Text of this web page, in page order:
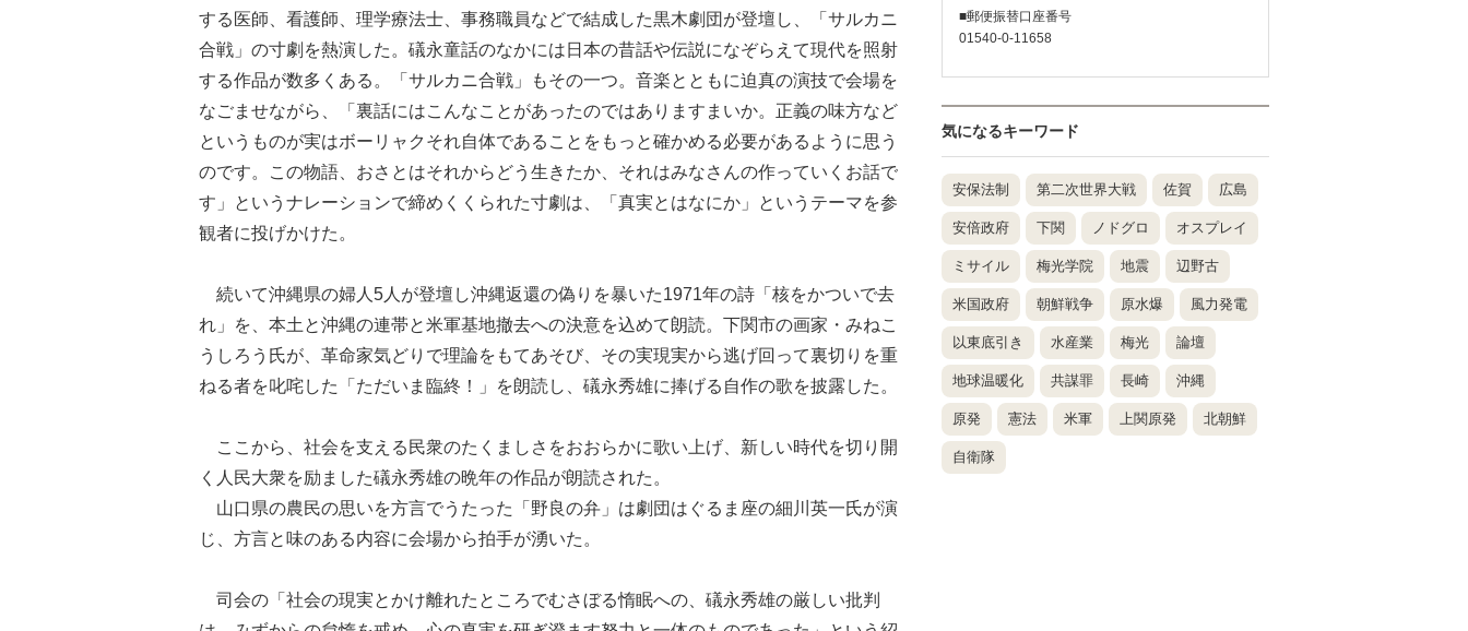
する医師、看護師、理学療法士、事務職員などで結成した黒木劇団が登壇し、「サルカニ
合戦」の寸劇を熱演した。礒永童話のなかには日本の昔話や伝説になぞらえて現代を照射
する作品が数多くある。「サルカニ合戦」もその一つ。音楽とともに迫真の演技で会場を
なごませながら、「裏話にはこんなことがあったのではありますまいか。正義の味方など
というものが実はボーリャクそれ自体であることをもっと確かめる必要があるように思う
のです。この物語、おさとはそれからどう生きたか、それはみなさんの作っていくお話で
す」というナレーションで締めくくられた寸劇は、「真実とはなにか」というテーマを参
観者に投げかけた。
続いて沖縄県の婦人5人が登壇し沖縄返還の偽りを暴いた1971年の詩「核をかついで去
れ」を、本土と沖縄の連帯と米軍基地撤去への決意を込めて朗読。下関市の画家・みねこ
うしろう氏が、革命家気どりで理論をもてあそび、その実現実から逃げ回って裏切りを重
ねる者を叱咤した「ただいま臨終！」を朗読し、礒永秀雄に捧げる自作の歌を披露した。
ここから、社会を支える民衆のたくましさをおおらかに歌い上げ、新しい時代を切り開
く人民大衆を励ました礒永秀雄の晩年の作品が朗読された。
山口県の農民の思いを方言でうたった「野良の弁」は劇団はぐるま座の細川英一氏が演
じ、方言と味のある内容に会場から拍手が湧いた。
司会の「社会の現実とかけ離れたところでむさぼる惰眠への、礒永秀雄の厳しい批判
■郵便振替口座番号
01540-0-11658
気になるキーワード
安保法制 第二次世界大戦 佐賀 広島
安倍政府 下関 ノドグロ オスプレイ
ミサイル 梅光学院 地震 辺野古
米国政府 朝鮮戦争 原水爆 風力発電
以東底引き 水産業 梅光 論壇
地球温暖化 共謀罪 長崎 沖縄
原発 憲法 米軍 上関原発 北朝鮮
自衛隊